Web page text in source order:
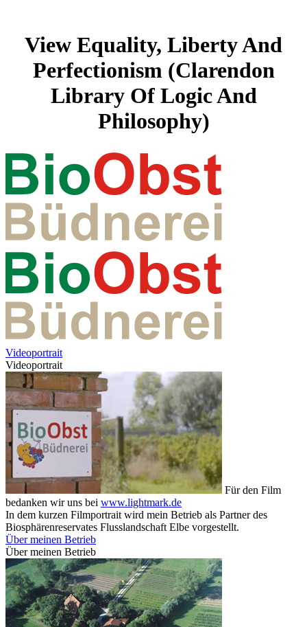
View Equality, Liberty And
Perfectionism (Clarendon
Library Of Logic And
Philosophy)
Videoportrait
Videoportrait
Für den Film
bedanken wir uns bei www.lightmark.de
In dem kurzen Filmportrait wird mein Betrieb als Partner des
Biosphärenreservates Flusslandschaft Elbe vorgestellt.
Über meinen Betrieb
Über meinen Betrieb